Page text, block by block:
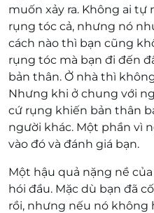
muốn xảy ra. Không ai
rụng tóc cả, nhưng nó
cách nào thì bạn cũng
rụng tóc mà bạn đi đến
bản thân. Ở nhà thì
Nhưng khi ở chung với
cứ rụng khiến bản thân
người khác. Một phần vì
vào đó và đánh giá bạn.
Một hậu quả nặng nề
hói đầu. Mặc dù bạn đã
rồi, nhưng nếu nó không